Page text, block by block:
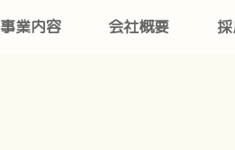
事業内容 会社概要